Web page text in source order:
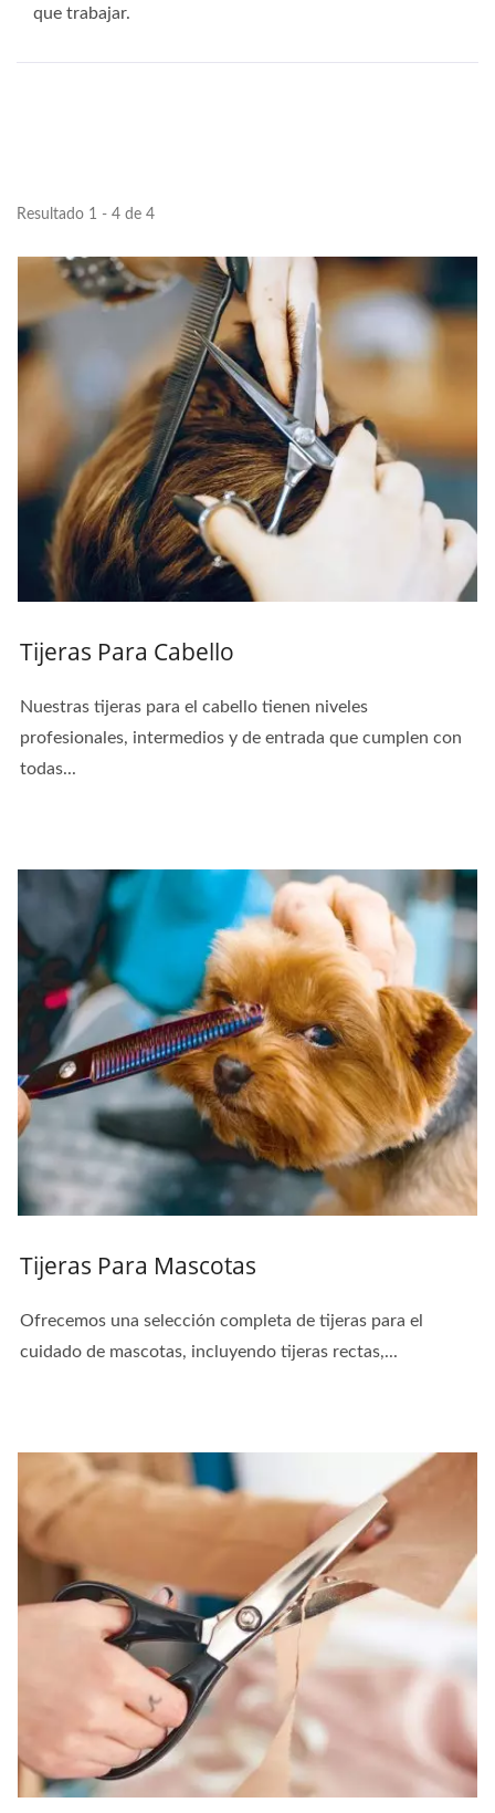
que trabajar.
Resultado 1 - 4 de 4
Tijeras Para Cabello
Nuestras tijeras para el cabello tienen niveles
profesionales, intermedios y de entrada que cumplen con
todas...
Tijeras Para Mascotas
Ofrecemos una selección completa de tijeras para el
cuidado de mascotas, incluyendo tijeras rectas,...